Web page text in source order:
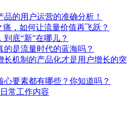
的用户运营的准确分析！
痛，如何让流量价值再飞跃？
底“新”在哪儿？
的是流量时代的蓝海吗？
长机制的产品化才是用户增长的突
心要素都有哪些？你知道吗？
常工作内容